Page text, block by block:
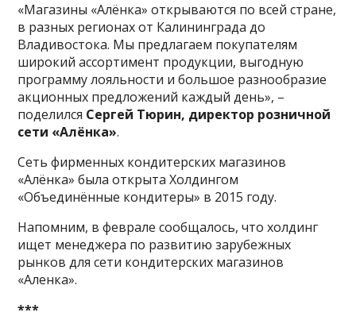
«Магазины «Алёнка» открываются по всей стране,
в разных регионах от Калининграда до
Владивостока. Мы предлагаем покупателям
широкий ассортимент продукции, выгодную
программу лояльности и большое разнообразие
акционных предложений каждый день», –
поделился Сергей Тюрин, директор розничной
сети «Алёнка».
Сеть фирменных кондитерских магазинов
«Алёнка» была открыта Холдингом
«Объединённые кондитеры» в 2015 году.
Напомним, в феврале сообщалось, что холдинг
ищет менеджера по развитию зарубежных
рынков для сети кондитерских магазинов
«Аленка».
***